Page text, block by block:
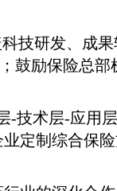
技研发、成
鼓励保险总部
-技术层-应用
定制综合保